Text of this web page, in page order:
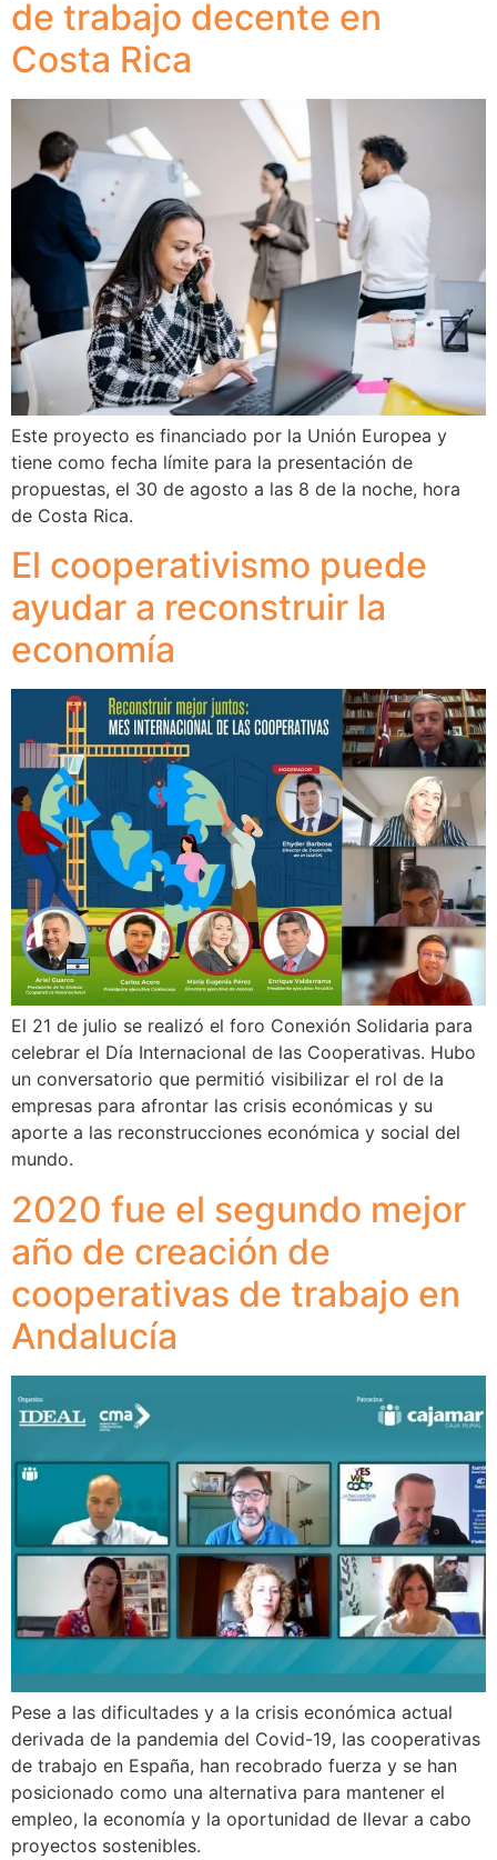
de trabajo decente en
Costa Rica
Este proyecto es financiado por la Unión Europea y
tiene como fecha límite para la presentación de
propuestas, el 30 de agosto a las 8 de la noche, hora
de Costa Rica.
El cooperativismo puede
ayudar a reconstruir la
economía
El 21 de julio se realizó el foro Conexión Solidaria para
celebrar el Día Internacional de las Cooperativas. Hubo
un conversatorio que permitió visibilizar el rol de la
empresas para afrontar las crisis económicas y su
aporte a las reconstrucciones económica y social del
mundo.
2020 fue el segundo mejor
año de creación de
cooperativas de trabajo en
Andalucía
Pese a las dificultades y a la crisis económica actual
derivada de la pandemia del Covid-19, las cooperativas
de trabajo en España, han recobrado fuerza y se han
posicionado como una alternativa para mantener el
empleo, la economía y la oportunidad de llevar a cabo
proyectos sostenibles.